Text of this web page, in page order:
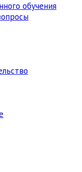
обучения